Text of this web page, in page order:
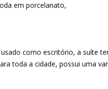
em porcelanato,
como escritório, a suíte
toda a cidade, possui uma